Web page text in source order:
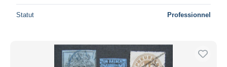
Statut Professionnel